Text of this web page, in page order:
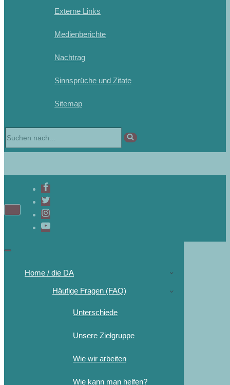
Externe Links
Medienberichte
Nachtrag
Sinnsprüche und Zitate
Sitemap
Home / die DA
Häufige Fragen (FAQ)
Unterschiede
Unsere Zielgruppe
Wie wir arbeiten
Wie kann man helfen?